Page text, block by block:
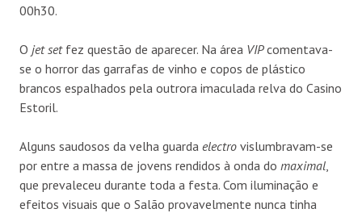
00h30.
O jet setfez questão de aparecer. Na área VIPcomentava-
se o horror das garrafas de vinho e copos de plástico
brancos espalhados pela outrora imaculada relva do Casino
Estoril.
Alguns saudosos da velha guarda electro vislumbravam-se
por entre a massa de jovens rendidos à onda do maximal
que prevaleceu durante toda a festa. Com iluminação e
efeitos visuais que o Salão provavelmente nunca tinha